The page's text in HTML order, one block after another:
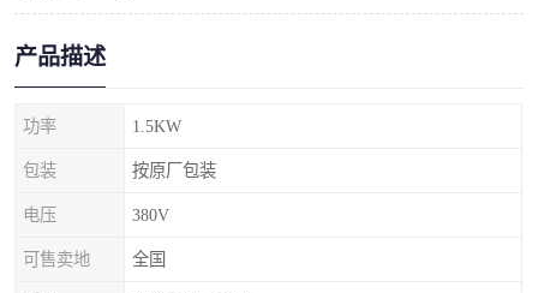
产品描述
功率 1.5KW
包装 按原厂包装
电压 380V
可售卖地 全国